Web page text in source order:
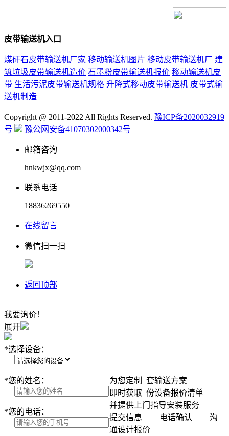
皮带输送机入口
煤矸石皮带输送机厂家 移动输送机图片 移动皮带输送机厂 建
筑垃圾皮带输送机造价 石墨粉皮带输送机报价 移动输送机皮
带 生活污泥皮带输送机规格 升降式移动皮带输送机 皮带式输
送机制造
Copyright @ 2011-2022 All Rights Reserved. 豫ICP备2020032919
号
豫公网安备41070302000342号
邮箱咨询
hnkwjx@qq.com
联系电话
18836269550
在线留言
微信扫一扫
返回顶部
我要询价！
展开
*选择设备：
*您的姓名：
*您的电话：
为您定制
套输送方案
即时获取 份设备报价清单
并提供上门指导安装服务
提交信息
电话确认
沟
通设计报价